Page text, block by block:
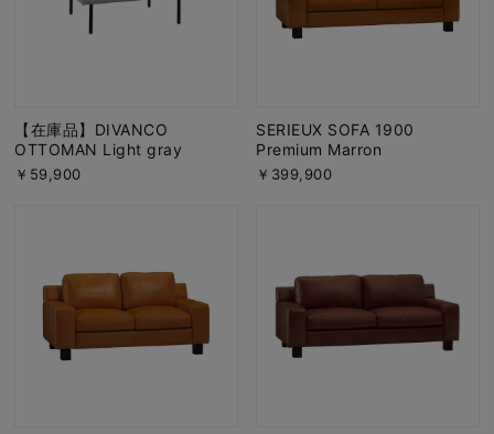
【在庫品】DIVANCO
OTTOMAN Light gray
￥59,900
SERIEUX SOFA 1900
Premium Marron
￥399,900